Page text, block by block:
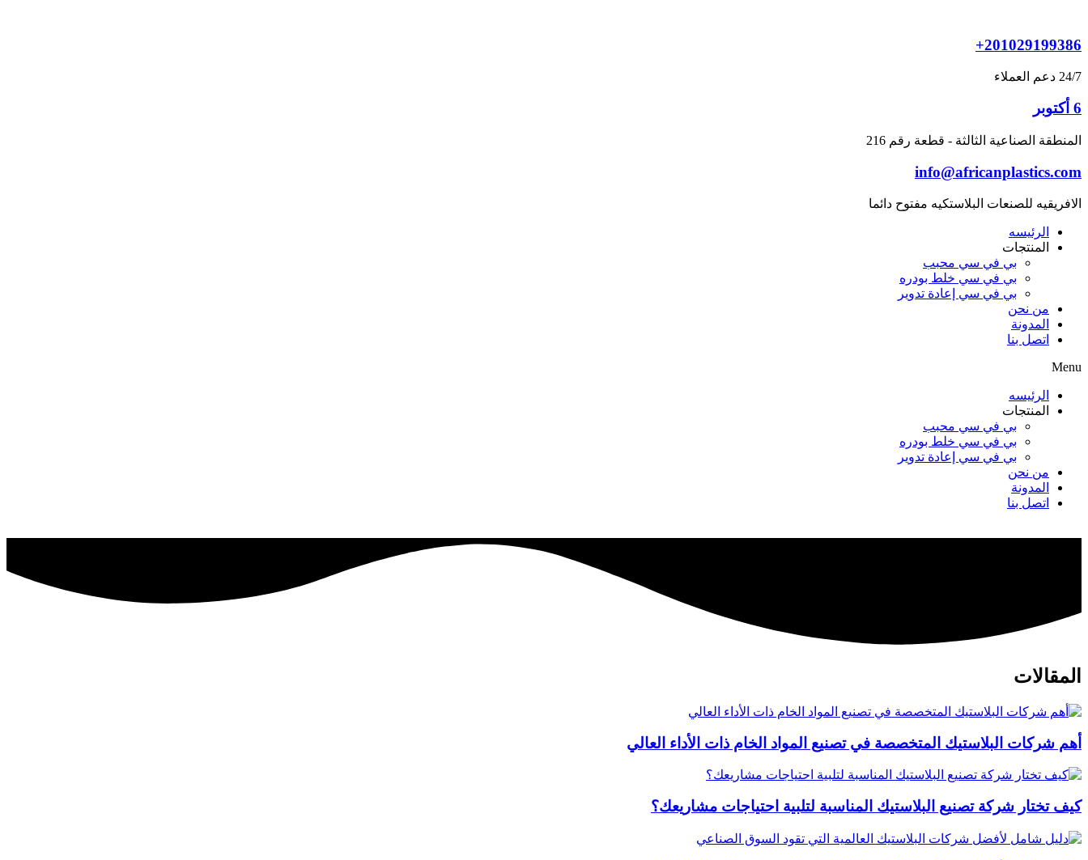
content
+201029199386
24/7 دعم العملاء
6 أكتوبر
المنطقة الصناعية الثالثة - قطعة رقم 216
info@africanplastics.com
الافريقيه للصنعات البلاستكيه مفتوح دائما
الرئيسه
المنتجات
بي في سي محبب
بي في سي خلط بودره
بي في سي إعادة تدوير
من نحن
المدونة
اتصل بنا
Menu
الرئيسه
المنتجات
بي في سي محبب
بي في سي خلط بودره
بي في سي إعادة تدوير
من نحن
المدونة
اتصل بنا
المقالات
أهم شركات البلاستيك المتخصصة في تصنيع المواد الخام ذات الأداء العالي
كيف تختار شركة تصنيع البلاستيك المناسبة لتلبية احتياجات مشاريعك؟